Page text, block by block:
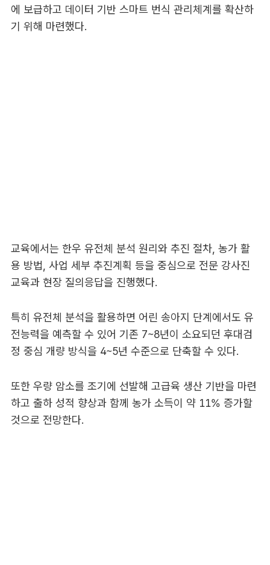
에 보급하고 데이터 기반 스마트 번식 관리체계를 확산하
기 위해 마련했다.
교육에서는 한우 유전체 분석 원리와 추진 절차, 농가 활
용 방법, 사업 세부 추진계획 등을 중심으로 전문 강사진
교육과 현장 질의응답을 진행했다.
특히 유전체 분석을 활용하면 어린 송아지 단계에서도 유
전능력을 예측할 수 있어 기존 7~8년이 소요되던 후대검
정 중심 개량 방식을 4~5년 수준으로 단축할 수 있다.
또한 우량 암소를 조기에 선발해 고급육 생산 기반을 마련
하고 출하 성적 향상과 함께 농가 소득이 약 11% 증가할
것으로 전망한다.